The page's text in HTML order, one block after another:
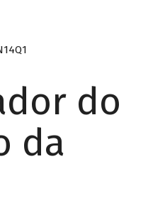
do
da